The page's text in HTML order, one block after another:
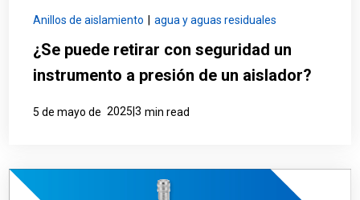
Anillos de aislamiento agua y aguas residuales
¿Se puede retirar con seguridad un
instrumento a presión de un aislador?
5 de mayo de 2025|3 min read